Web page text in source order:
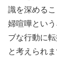
識を深める
婦喧嘩とい
ブな行動に
と考えられま